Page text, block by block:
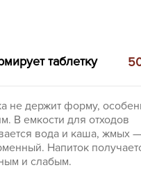
таблетку
не держит форму,
В емкости для отходов
вода и каша, жмых —
Напиток
и слабым.